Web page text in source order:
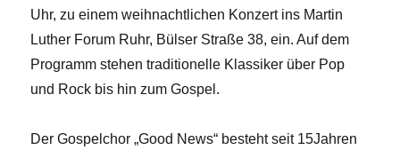
Uhr, zu einem weihnachtlichen Konzert ins Martin
Luther Forum Ruhr, Bülser Straße 38, ein. Auf dem
Programm stehen traditionelle Klassiker über Pop
und Rock bis hin zum Gospel.
Der Gospelchor „Good News“ besteht seit 15Jahren